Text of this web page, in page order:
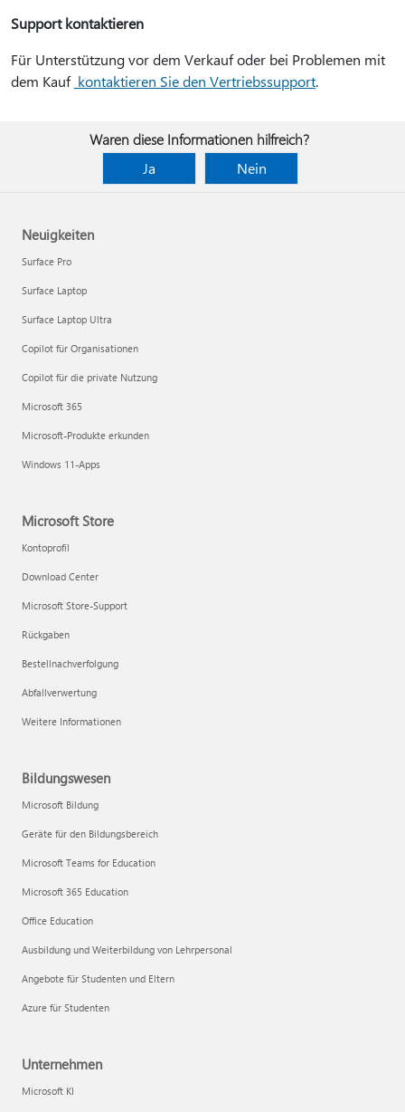
Support kontaktieren
Für Unterstützung vor dem Verkauf oder bei Problemen mit
dem Kauf kontaktieren Sie den Vertriebssupport.
Waren diese Informationen hilfreich?
Ja
Nein
Neuigkeiten
Surface Pro
Surface Laptop
Surface Laptop Ultra
Copilot für Organisationen
Copilot für die private Nutzung
Microsoft 365
Microsoft-Produkte erkunden
Windows 11-Apps
Microsoft Store
Kontoprofil
Download Center
Microsoft Store-Support
Rückgaben
Bestellnachverfolgung
Abfallverwertung
Weitere Informationen
Bildungswesen
Microsoft Bildung
Geräte für den Bildungsbereich
Microsoft Teams for Education
Microsoft 365 Education
Office Education
Ausbildung und Weiterbildung von Lehrpersonal
Angebote für Studenten und Eltern
Azure für Studenten
Unternehmen
Microsoft KI